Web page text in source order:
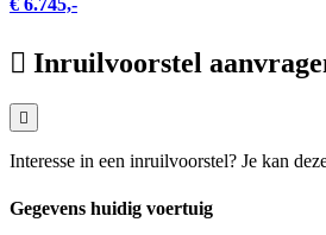
€ 6.745,-
Inruilvoorstel
Interesse in een inruilvoorstel? Je kan
Gegevens huidig voertuig